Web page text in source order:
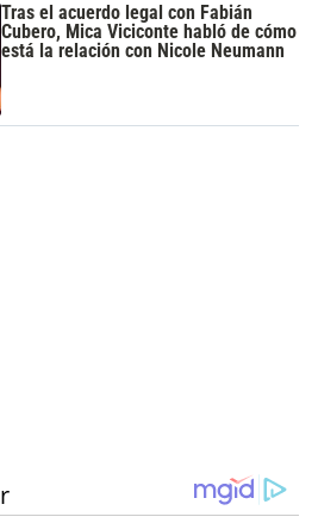
Tras el acuerdo legal con Fabián
Cubero, Mica Viciconte habló de cómo
está la relación con Nicole Neumann